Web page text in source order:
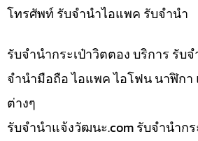
โทรศัพท์ รับจำนำไอแพค รับจำนำ
รับจำนำกระเป๋าวิตตอง บริการ รับ
จำนำมือถือ ไอแพค ไอโฟน นาฬิกา
ต่างๆ
รับจํานําแจ้งวัฒนะ.com รับจำนำก